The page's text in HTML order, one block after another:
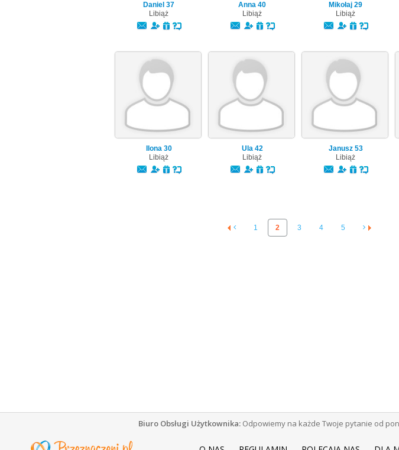
Daniel 37
Libiąż
Anna 40
Libiąż
Mikołaj 29
Libiąż
Ilona 30
Libiąż
Ula 42
Libiąż
Janusz 53
Libiąż
1 2 3 4 5
Biuro Obsługi Użytkownika: Odpowiemy na każde Twoje pytanie od